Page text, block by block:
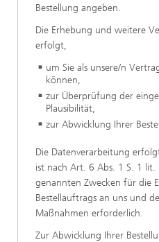
Bestellung angeben.
Die Erhebung und weitere
erfolgt,
um Sie als unsere/n
können,
zur Überprüfung der
Plausibilität,
zur Abwicklung Ihrer
Die Datenverarbeitung
ist nach Art. 6 Abs. 1 S. 1 lit.
genannten Zwecken für die
Bestellauftrags an uns und
Maßnahmen erforderlich.
Zur Abwicklung Ihrer